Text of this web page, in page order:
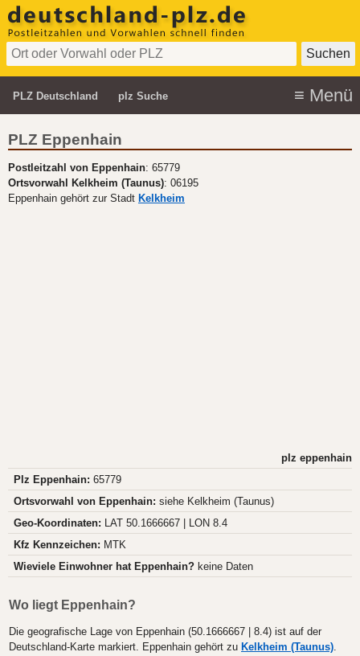
PLZ Deutschland plz Suche
PLZ Eppenhain
Postleitzahl von Eppenhain: 65779
Ortsvorwahl Kelkheim (Taunus): 06195
Eppenhain gehört zur Stadt Kelkheim
plz eppenhain
Plz Eppenhain: 65779
Ortsvorwahl von Eppenhain: siehe Kelkheim (Taunus)
Geo-Koordinaten: LAT 50.1666667 | LON 8.4
Kfz Kennzeichen: MTK
Wieviele Einwohner hat Eppenhain? keine Daten
Wo liegt Eppenhain?
Die geografische Lage von Eppenhain (50.1666667 | 8.4) ist auf der
Deutschland-Karte markiert. Eppenhain gehört zu Kelkheim (Taunus).